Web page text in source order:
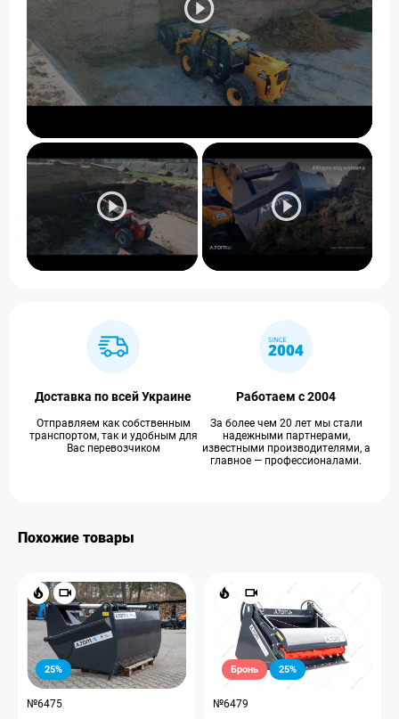
Доставка по всей Украине
Отправляем как собственным
транспортом, так и удобным для
Вас перевозчиком
Работаем с 2004
За более чем 20 лет мы стали
надежными партнерами,
известными производителями, а
главное — профессионалами.
Похожие товары
25%
№6475
Бронь 25%
№6479